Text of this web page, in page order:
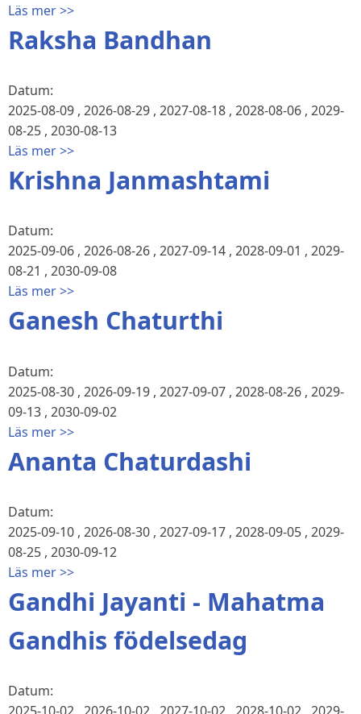
Läs mer >>
Raksha Bandhan
Datum:
2025-08-09 , 2026-08-29 , 2027-08-18 , 2028-08-06 , 2029-
08-25 , 2030-08-13
Läs mer >>
Krishna Janmashtami
Datum:
2025-09-06 , 2026-08-26 , 2027-09-14 , 2028-09-01 , 2029-
08-21 , 2030-09-08
Läs mer >>
Ganesh Chaturthi
Datum:
2025-08-30 , 2026-09-19 , 2027-09-07 , 2028-08-26 , 2029-
09-13 , 2030-09-02
Läs mer >>
Ananta Chaturdashi
Datum:
2025-09-10 , 2026-08-30 , 2027-09-17 , 2028-09-05 , 2029-
08-25 , 2030-09-12
Läs mer >>
Gandhi Jayanti - Mahatma
Gandhis födelsedag
Datum: